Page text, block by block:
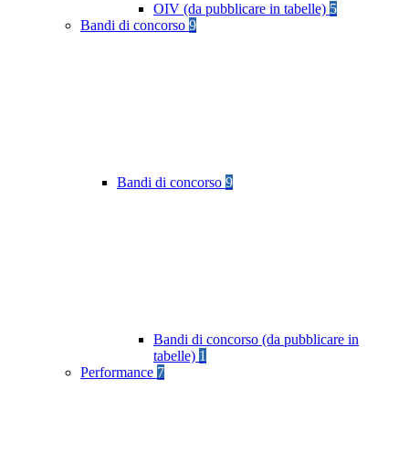
OIV (da pubblicare in tabelle) 5
Bandi di concorso 9
Bandi di concorso 9
Bandi di concorso (da pubblicare in
tabelle) 1
Performance 7